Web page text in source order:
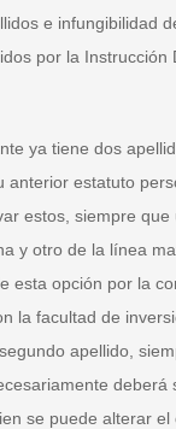
e infungibilidad
por la Instrucción
ya tiene dos
anterior estatuto
estos, siempre que
y otro de la línea
esta opción por la
la facultad de
apellido,
deberá
se puede alterar